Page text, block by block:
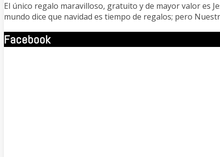
El único regalo maravilloso, gratuito y de mayor valor es
mundo dice que navidad es tiempo de regalos; pero
Facebook